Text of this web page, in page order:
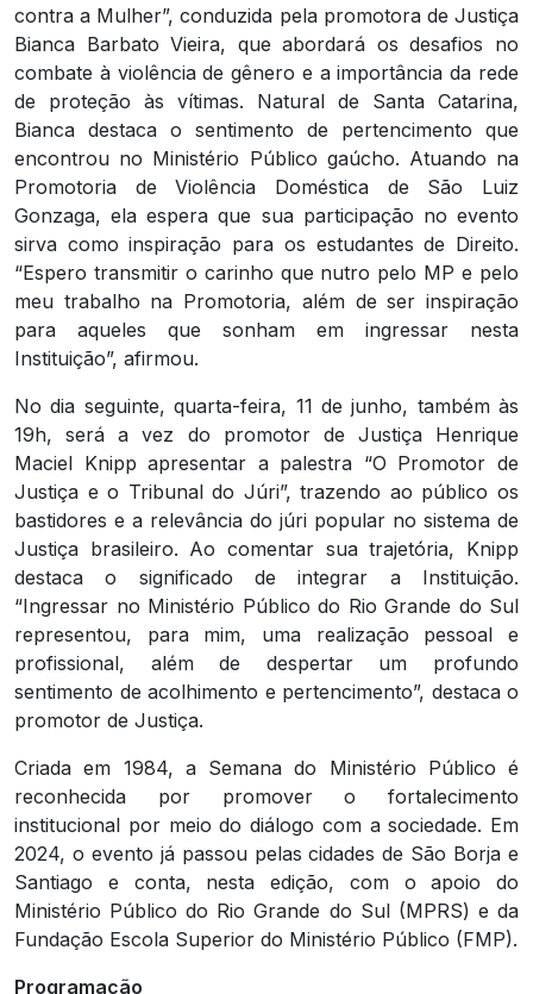
contra a Mulher”, conduzida pela promotora de Justiça
Bianca Barbato Vieira, que abordará os desafios no
combate à violência de gênero e a importância da rede
de proteção às vítimas. Natural de Santa Catarina,
Bianca destaca o sentimento de pertencimento que
encontrou no Ministério Público gaúcho. Atuando na
Promotoria de Violência Doméstica de São Luiz
Gonzaga, ela espera que sua participação no evento
sirva como inspiração para os estudantes de Direito.
“Espero transmitir o carinho que nutro pelo MP e pelo
meu trabalho na Promotoria, além de ser inspiração
para aqueles que sonham em ingressar nesta
Instituição”, afirmou.
No dia seguinte, quarta-feira, 11 de junho, também às
19h, será a vez do promotor de Justiça Henrique
Maciel Knipp apresentar a palestra “O Promotor de
Justiça e o Tribunal do Júri”, trazendo ao público os
bastidores e a relevância do júri popular no sistema de
Justiça brasileiro. Ao comentar sua trajetória, Knipp
destaca o significado de integrar a Instituição.
“Ingressar no Ministério Público do Rio Grande do Sul
representou, para mim, uma realização pessoal e
profissional, além de despertar um profundo
sentimento de acolhimento e pertencimento”, destaca o
promotor de Justiça.
Criada em 1984, a Semana do Ministério Público é
reconhecida por promover o fortalecimento
institucional por meio do diálogo com a sociedade. Em
2024, o evento já passou pelas cidades de São Borja e
Santiago e conta, nesta edição, com o apoio do
Ministério Público do Rio Grande do Sul (MPRS) e da
Fundação Escola Superior do Ministério Público (FMP).
Programação